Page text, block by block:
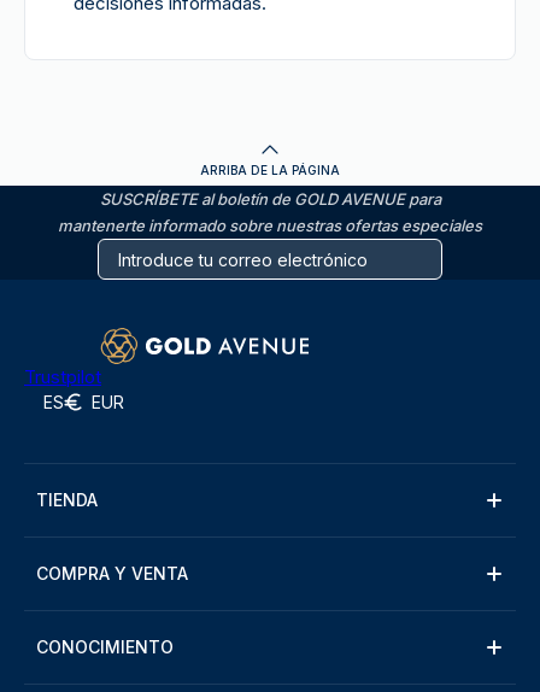
ARRIBA DE LA PÁGINA
SUSCRÍBETE al boletín de GOLD AVENUE para
mantenerte informado sobre nuestras ofertas especiales
Trustpilot
ES EUR
TIENDA
COMPRA Y VENTA
CONOCIMIENTO